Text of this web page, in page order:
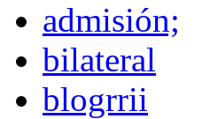
admisión;
bilateral
blogrrii